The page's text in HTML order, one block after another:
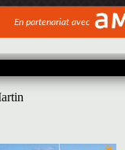
En partenariat avec